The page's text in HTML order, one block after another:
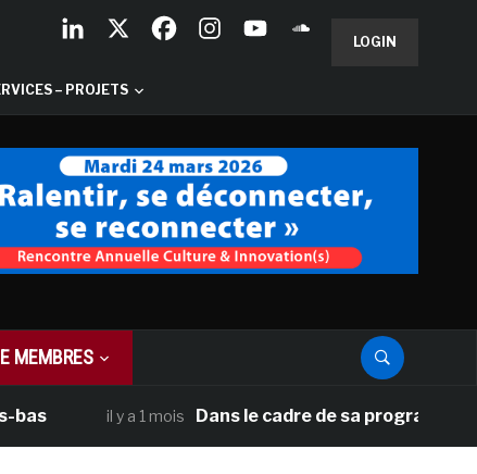
LOGIN
– PROJETS
MEMBRES
il y a 1 mois Dans le cadre de sa programmation